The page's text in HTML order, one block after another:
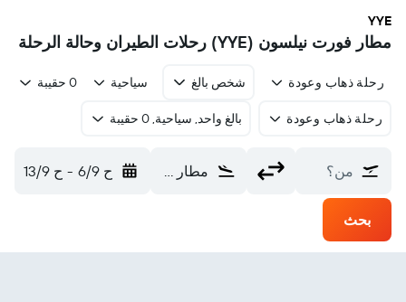
YYE
مطار فورت نيلسون (YYE) رحلات الطيران وحالة الرحلة
رحلة ذهاب وعودة شخص بالغ سياحية 0 حقيبة
رحلة ذهاب وعودة بالغ واحد, سياحية, 0 حقيبة
من؟ مطار فورت نيلسون (YYE) ح 6/9 - ح 13/9
بحث